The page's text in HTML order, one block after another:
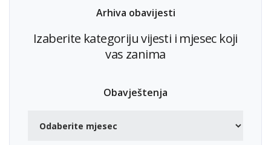
Arhiva obavijesti
Izaberite kategoriju vijesti i mjesec koji
vas zanima
Obavještenja